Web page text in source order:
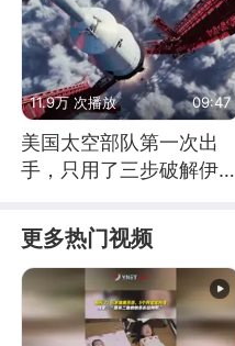
11.9万 次播放 09:47
美国太空部队第一次出
手，只用了三步破解伊朗
更多热门视频